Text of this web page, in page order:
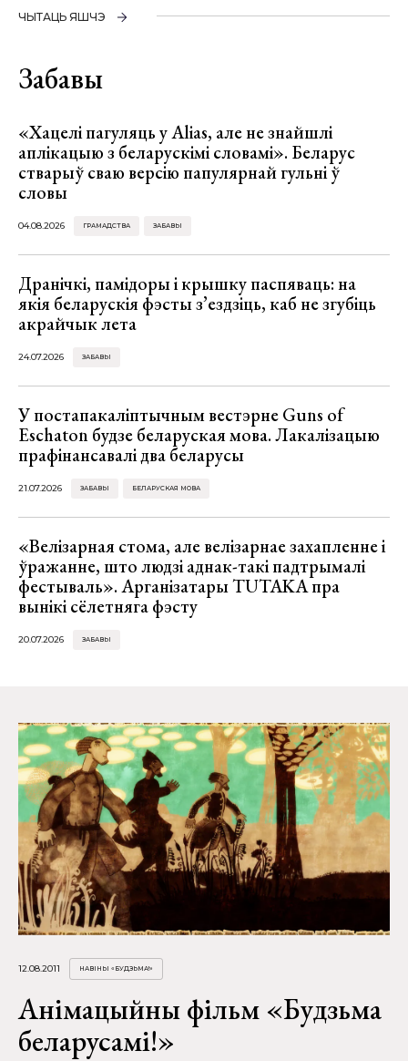
ЧЫТАЦЬ ЯШЧЭ
Забавы
«Хацелі пагуляць у Alias, але не знайшлі
аплікацыю з беларускімі словамі». Беларус
стварыў сваю версію папулярнай гульні ў
словы
04.08.2026 ГРАМАДСТВА ЗАБАВЫ
Дранічкі, памідоры і крышку паспяваць: на
якія беларускія фэсты з’ездзіць, каб не згубіць
акрайчык лета
24.07.2026 ЗАБАВЫ
У постапакаліптычным вестэрне Guns of
Eschaton будзе беларуская мова. Лакалізацыю
прафінансавалі два беларусы
21.07.2026 ЗАБАВЫ БЕЛАРУСКАЯ МОВА
«Велізарная стома, але велізарнае захапленне і
ўражанне, што людзі аднак-такі падтрымалі
фестываль». Арганізатары TUTAKA пра
вынікі сёлетняга фэсту
20.07.2026 ЗАБАВЫ
12.08.2011 НАВІНЫ «БУДЗЬМА!»
Анімацыйны фільм «Будзьма
беларусамі!»